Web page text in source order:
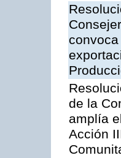
de la
amplía
Acción